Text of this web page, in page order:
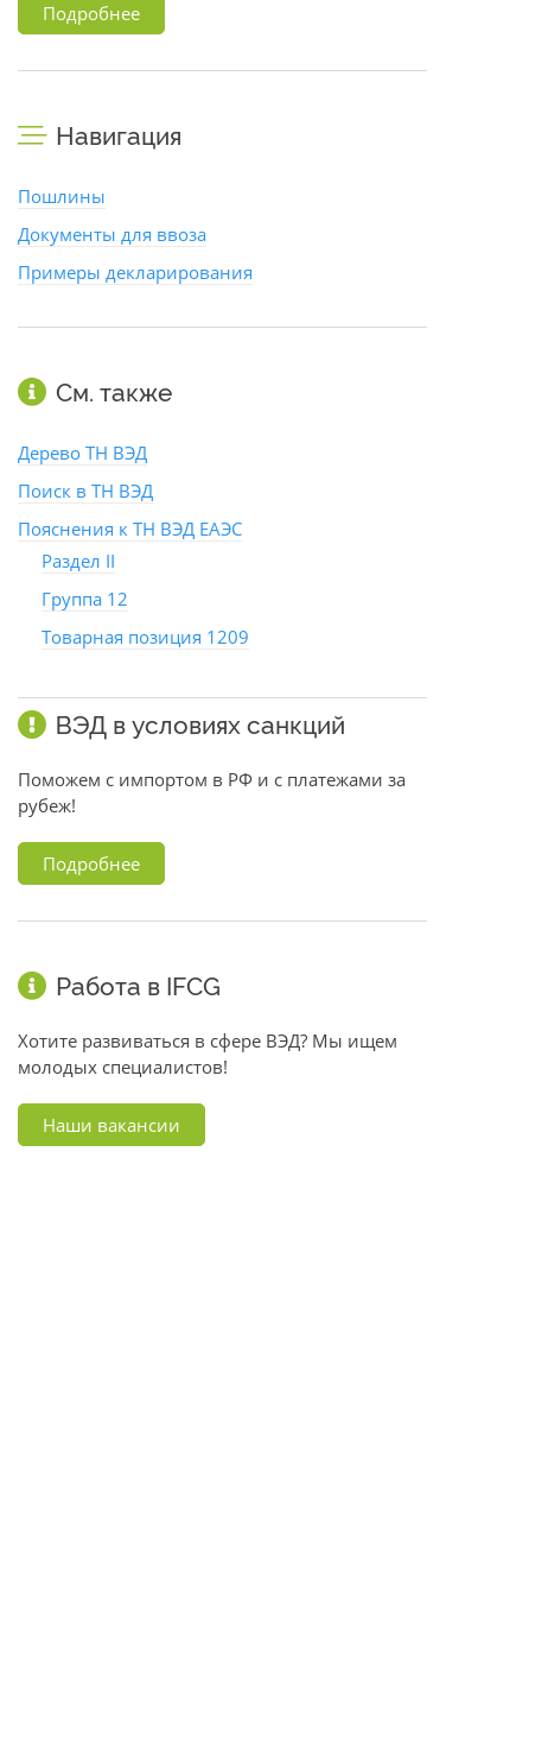
Подробнее
Навигация
Пошлины
Документы для ввоза
Примеры декларирования
См. также
Дерево ТН ВЭД
Поиск в ТН ВЭД
Пояснения к ТН ВЭД ЕАЭС
Раздел II
Группа 12
Товарная позиция 1209
ВЭД в условиях санкций
Поможем с импортом в РФ и с платежами за
рубеж!
Подробнее
Работа в IFCG
Хотите развиваться в сфере ВЭД? Мы ищем
молодых специалистов!
Наши вакансии